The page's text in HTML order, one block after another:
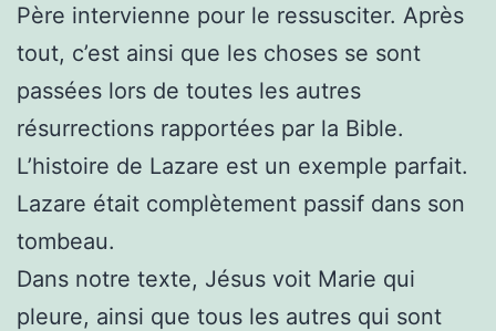
Père intervienne pour le ressusciter. Après
tout, c’est ainsi que les choses se sont
passées lors de toutes les autres
résurrections rapportées par la Bible.
L’histoire de Lazare est un exemple parfait.
Lazare était complètement passif dans son
tombeau.
Dans notre texte, Jésus voit Marie qui
pleure, ainsi que tous les autres qui sont